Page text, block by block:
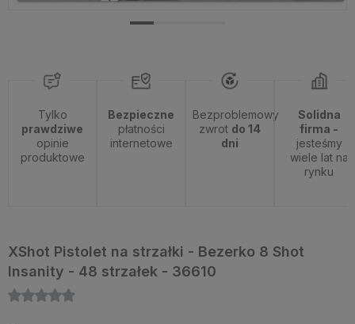
Tylko
prawdziwe
opinie
produktowe
Bezpieczne
płatności
internetowe
Bezproblemowy
zwrot do 14
dni
Solidna
firma -
jesteśmy
wiele lat na
rynku
XShot Pistolet na strzałki - Bezerko 8 Shot
Insanity - 48 strzałek - 36610